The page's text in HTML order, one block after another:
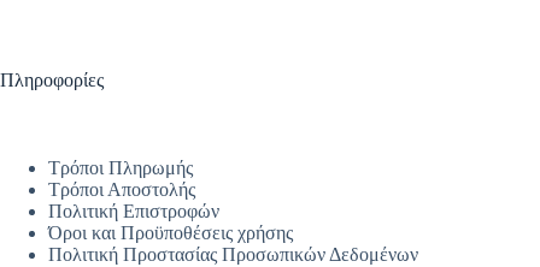
Πληροφορίες
Τρόποι Πληρωμής
Τρόποι Αποστολής
Πολιτική Επιστροφών
Όροι και Προϋποθέσεις χρήσης
Πολιτική Προστασίας Προσωπικών Δεδομένων